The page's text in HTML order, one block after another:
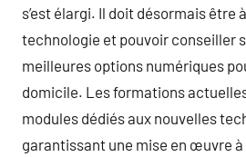
s’est élargi. Il doit désormais être
technologie et pouvoir conseiller
meilleures options numériques
domicile. Les formations
modules dédiés aux nouvelles
garantissant une mise en œuvre